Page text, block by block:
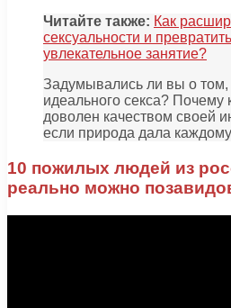
Читайте также: Как
сексуальности и
увлекательное занятие?
Задумывались ли вы о том,
идеального секса? Почему
доволен качеством своей
если природа дала
10 пожилых людей из
реально можно